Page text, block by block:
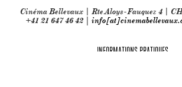
Cinéma Bellevaux | Rte Aloys-Fauquez 4 |
+41 21 647 46 42 |
INFORMATIONS PRATIQUES